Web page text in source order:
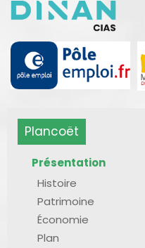
Plancoët
Présentation
Histoire
Patrimoine
Économie
Plan